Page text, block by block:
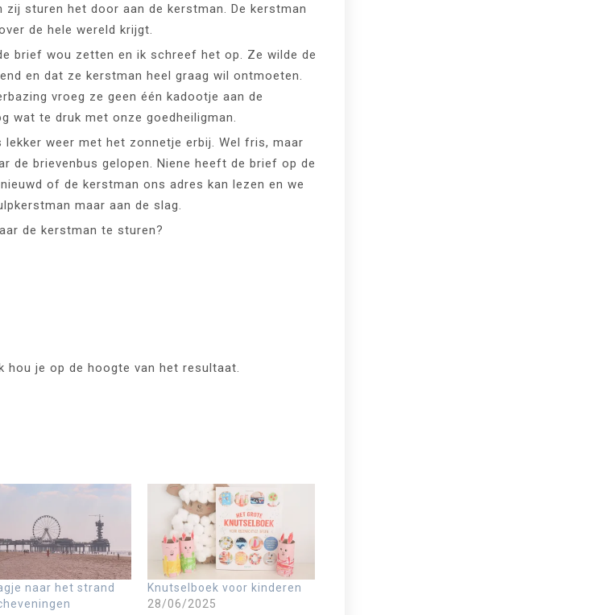
sturen het door aan de kerstman. De kerstman
de hele wereld krijgt.
brief wou zetten en ik schreef het op. Ze wilde de
en dat ze kerstman heel graag wil ontmoeten.
vroeg ze geen één kadootje aan de
wat te druk met onze goedheiligman.
lekker weer met het zonnetje erbij. Wel fris, maar
de brievenbus gelopen. Niene heeft de brief op de
of de kerstman ons adres kan lezen en we
maar aan de slag.
de kerstman te sturen?
hou je op de hoogte van het resultaat.
naar het strand
Knutselboek voor kinderen
28/06/2025